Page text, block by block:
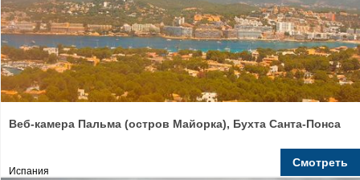
Веб-камера Пальма (остров Майорка), Бухта Санта-Понса
Испания
Смотреть